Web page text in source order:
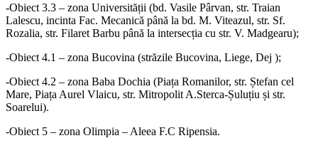
-Obiect 3.3 – zona Universității (bd. Vasile Pârvan, str. Traian
Lalescu, incinta Fac. Mecanică până la bd. M. Viteazul, str. Sf.
Rozalia, str. Filaret Barbu până la intersecția cu str. V. Madgearu);
-Obiect 4.1 – zona Bucovina (străzile Bucovina, Liege, Dej );
-Obiect 4.2 – zona Baba Dochia (Piața Romanilor, str. Ștefan cel
Mare, Piața Aurel Vlaicu, str. Mitropolit A.Sterca-Șuluțiu și str.
Soarelui).
-Obiect 5 – zona Olimpia – Aleea F.C Ripensia.